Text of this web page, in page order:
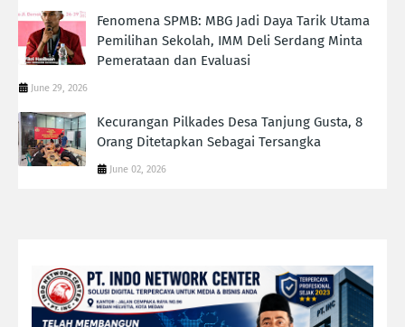
Fenomena SPMB: MBG Jadi Daya Tarik Utama
Pemilihan Sekolah, IMM Deli Serdang Minta
Pemerataan dan Evaluasi
June 29, 2026
Kecurangan Pilkades Desa Tanjung Gusta, 8
Orang Ditetapkan Sebagai Tersangka
June 02, 2026